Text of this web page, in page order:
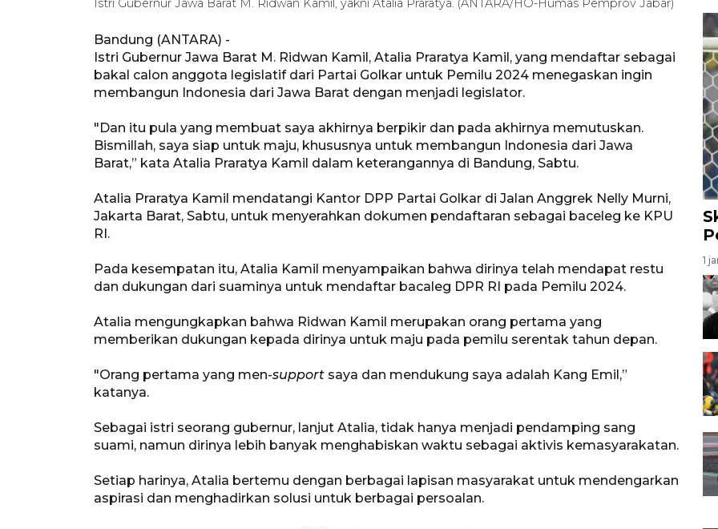
Istri Gubernur Jawa Barat M. Ridwan Kamil, yakni Atalia Praratya. (ANTARA/HO-Humas Pemprov Jabar)
Bandung (ANTARA) -
Istri Gubernur Jawa Barat M. Ridwan Kamil, Atalia Praratya Kamil, yang mendaftar sebagai
bakal calon anggota legislatif dari Partai Golkar untuk Pemilu 2024 menegaskan ingin
membangun Indonesia dari Jawa Barat dengan menjadi legislator.
"Dan itu pula yang membuat saya akhirnya berpikir dan pada akhirnya memutuskan.
Bismillah, saya siap untuk maju, khususnya untuk membangun Indonesia dari Jawa
Barat,” kata Atalia Praratya Kamil dalam keterangannya di Bandung, Sabtu.
Atalia Praratya Kamil mendatangi Kantor DPP Partai Golkar di Jalan Anggrek Nelly Murni,
Jakarta Barat, Sabtu, untuk menyerahkan dokumen pendaftaran sebagai baceleg ke KPU
RI.
Pada kesempatan itu, Atalia Kamil menyampaikan bahwa dirinya telah mendapat restu
dan dukungan dari suaminya untuk mendaftar bacaleg DPR RI pada Pemilu 2024.
Atalia mengungkapkan bahwa Ridwan Kamil merupakan orang pertama yang
memberikan dukungan kepada dirinya untuk maju pada pemilu serentak tahun depan.
"Orang pertama yang men-support saya dan mendukung saya adalah Kang Emil,”
katanya.
Sebagai istri seorang gubernur, lanjut Atalia, tidak hanya menjadi pendamping sang
suami, namun dirinya lebih banyak menghabiskan waktu sebagai aktivis kemasyarakatan.
Setiap harinya, Atalia bertemu dengan berbagai lapisan masyarakat untuk mendengarkan
aspirasi dan menghadirkan solusi untuk berbagai persoalan.
1